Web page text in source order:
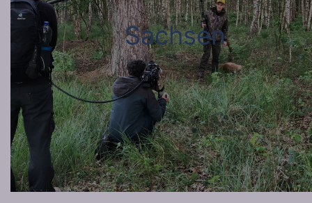
Sachsen